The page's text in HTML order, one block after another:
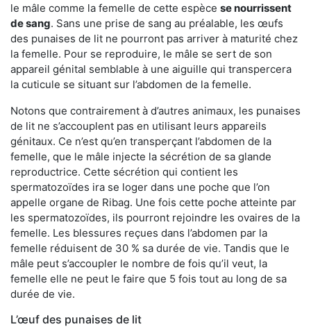
le mâle comme la femelle de cette espèce se nourrissent
de sang. Sans une prise de sang au préalable, les œufs
des punaises de lit ne pourront pas arriver à maturité chez
la femelle. Pour se reproduire, le mâle se sert de son
appareil génital semblable à une aiguille qui transpercera
la cuticule se situant sur l’abdomen de la femelle.
Notons que contrairement à d’autres animaux, les punaises
de lit ne s’accouplent pas en utilisant leurs appareils
génitaux. Ce n’est qu’en transperçant l’abdomen de la
femelle, que le mâle injecte la sécrétion de sa glande
reproductrice. Cette sécrétion qui contient les
spermatozoïdes ira se loger dans une poche que l’on
appelle organe de Ribag. Une fois cette poche atteinte par
les spermatozoïdes, ils pourront rejoindre les ovaires de la
femelle. Les blessures reçues dans l’abdomen par la
femelle réduisent de 30 % sa durée de vie. Tandis que le
mâle peut s’accoupler le nombre de fois qu’il veut, la
femelle elle ne peut le faire que 5 fois tout au long de sa
durée de vie.
L’œuf des punaises de lit